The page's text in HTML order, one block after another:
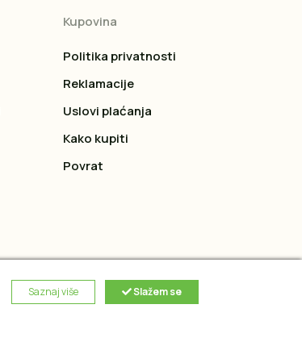
Kupovina
Politika privatnosti
Reklamacije
Uslovi plaćanja
Kako kupiti
Povrat
Saznaj više Slažem se